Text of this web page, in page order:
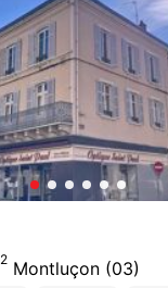
2 Montluçon (03)